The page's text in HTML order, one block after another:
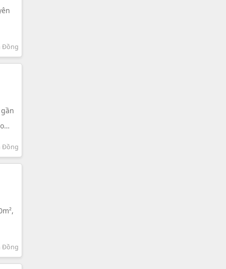
Đồng
Đồng
Đồng